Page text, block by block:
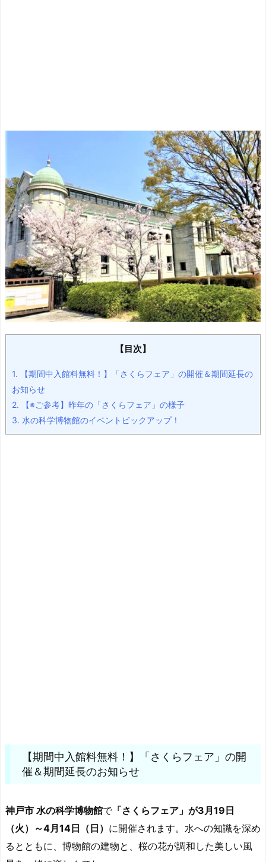
【目次】
1. 【期間中入館料無料！】「さくらフェア」の開催＆期間延長の
お知らせ
2. 【※ご参考】昨年の「さくらフェア」の様子
3. 水の科学博物館のイベントピックアップ！
【期間中入館料無料！】「さくらフェア」の開
催＆期間延長のお知らせ
神戸市 水の科学博物館で「さくらフェア」が3月19日
（火）～4月14日（日） に開催されます。水への知識を深め
るとともに、博物館の建物と、桜の花が調和した美しい風